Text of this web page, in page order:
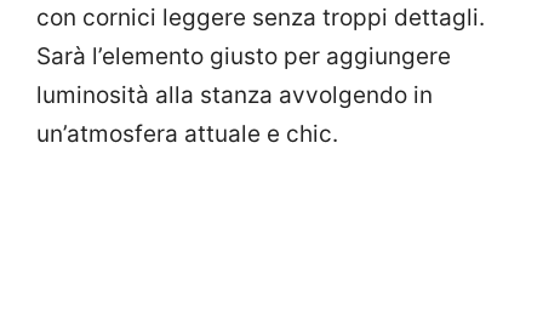
con cornici leggere senza troppi dettagli.
Sarà l’elemento giusto per aggiungere
luminosità alla stanza avvolgendo in
un’atmosfera attuale e chic.